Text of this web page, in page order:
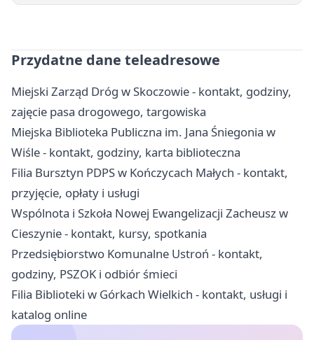
Przydatne dane teleadresowe
Miejski Zarząd Dróg w Skoczowie - kontakt, godziny,
zajęcie pasa drogowego, targowiska
Miejska Biblioteka Publiczna im. Jana Śniegonia w
Wiśle - kontakt, godziny, karta biblioteczna
Filia Bursztyn PDPS w Kończycach Małych - kontakt,
przyjęcie, opłaty i usługi
Wspólnota i Szkoła Nowej Ewangelizacji Zacheusz w
Cieszynie - kontakt, kursy, spotkania
Przedsiębiorstwo Komunalne Ustroń - kontakt,
godziny, PSZOK i odbiór śmieci
Filia Biblioteki w Górkach Wielkich - kontakt, usługi i
katalog online